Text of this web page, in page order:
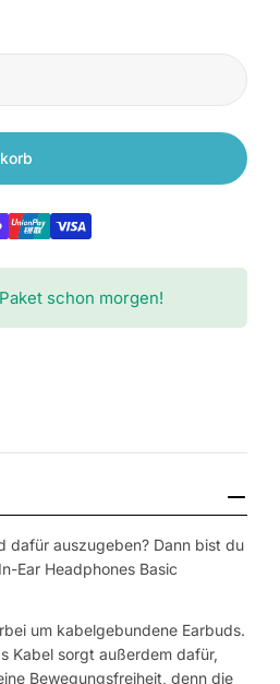
Basic Basic
schon morgen!
dafür auszugeben? Dann bist du
Ear Headphones Basic
um kabelgebundene Earbuds.
Kabel sorgt außerdem dafür,
Bewegungsfreiheit, denn die